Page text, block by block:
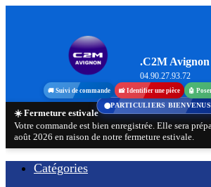
.C2M Avignon
04.90.27.93.72
🚚 Suivi de commande 📸 Identifier une pièce 🤖
☀️ Fermeture estivale
Votre commande est bien enregistrée. Elle sera
août 2026 en raison de notre fermeture estivale.
Catégories
PARTICULIERS BIENVENUS